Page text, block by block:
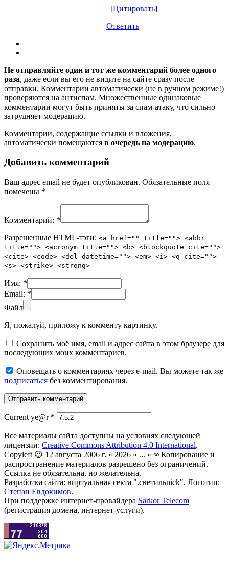
[Цитировать]
Ответить
Не отправляйте один и тот же комментарий более одного
раза, даже если вы его не видите на сайте сразу после
отправки. Комментарии автоматически (не в ручном режиме!)
проверяются на антиспам. Множественные одинаковые
комментарии могут быть приняты за спам-атаку, что сильно
затрудняет модерацию.
Комментарии, содержащие ссылки и вложения,
автоматически помещаются в очередь на модерацию.
Добавить комментарий
Ваш адрес email не будет опубликован. Обязательные поля
помечены *
Комментарий: *
Разрешенные HTML-тэги: <a href="" title=""> <abbr
title=""> <acronym title=""> <b> <blockquote cite="">
<cite> <code> <del datetime=""> <em> <i> <q cite="">
<s> <strike> <strong>
Имя: *
Email: *
Файл
Я, пожалуй, приложу к комменту картинку.
Сохранить моё имя, email и адрес сайта в этом браузере для
последующих моих комментариев.
Оповещать о комментариях через e-mail. Вы можете так же
подписаться без комментирования.
Current ye@r *
Все материалы сайта доступны на условиях следующей
лицензии: Creative Commons Attribution 4.0 International.
Copyleft 😉 12 августа 2006 г. » 2026 » ... » ∞ Копирование и
распространение материалов разрешено без ограничений.
Ссылка не обязательна, но желательна.
Разработка сайта: виртуальная секта ".светильnick". Логотип:
Степан Евдокимов.
При поддержке интернет-провайдера Sarkor Telecom
(регистрация домена, интернет-услуги).